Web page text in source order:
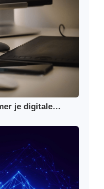
je digitale…